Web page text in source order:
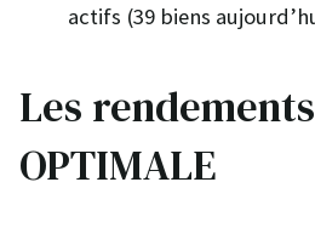
actifs (39 biens
Les
OPTIMALE